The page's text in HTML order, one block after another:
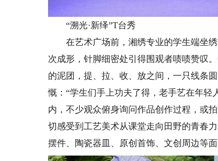
“溯光·新绎”T台秀
在艺术广场前，湘绣专业的学生端坐绣
次成形，针脚细密处引得围观者啧啧赞叹
的泥团，提、拉、收、放之间，一只线条
慨：“学生们手上功夫了得，老手艺在年轻
内，不少观众俯身询问作品创作过程，或
切感受到工艺美术从课堂走向田野的青春
摆件、陶瓷器皿、原创首饰、文创周边等面